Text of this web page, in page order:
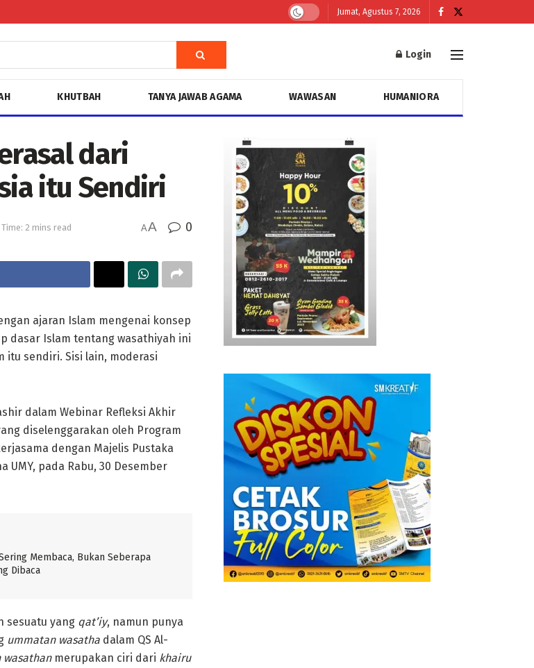
Jumat, Agustus 7, 2026
Login
KHUTBAH TANYA JAWAB AGAMA WAWASAN HUMANIORA
dari
itu Sendiri
Time: 2 mins read AA 0
ajaran Islam mengenai konsep
dasar Islam tentang wasathiyah ini
sendiri. Sisi lain, moderasi
dalam Webinar Refleksi Akhir
diselenggarakan oleh Program
dengan Majelis Pustaka
pada Rabu, 30 Desember
Membaca, Bukan Seberapa
Dibaca
sesuatu yang qat’iy, namun punya
ummatan wasatha dalam QS Al-
wasathan merupakan ciri dari khairu